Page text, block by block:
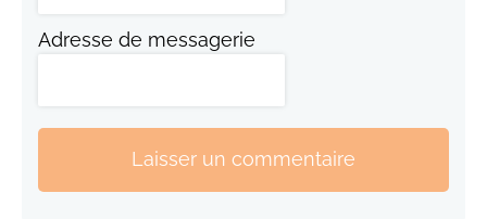
Adresse de messagerie
Laisser un commentaire